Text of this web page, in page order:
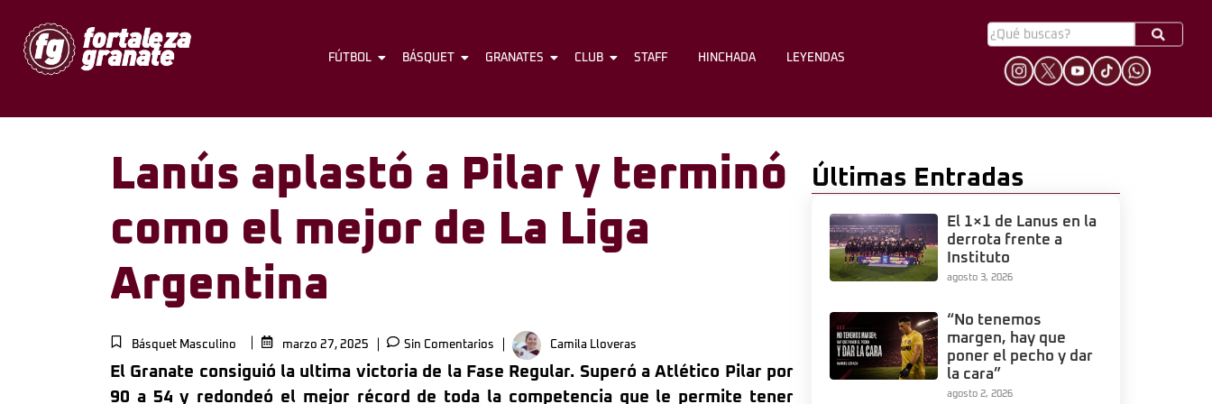
FÚTBOL BÁSQUET GRANATES CLUB STAFF HINCHADA
FÚTBOL BÁSQUET GRANATES CLUB STAFF HINCHADA LEYENDAS
Lanús aplastó a Pilar y terminó
como el mejor de La Liga
Argentina
Básquet Masculino marzo 27, 2025 Sin Comentarios Camila Lloveras
El Granate consiguió la ultima victoria de la Fase Regular. Superó a Atlético Pilar por
90 a 54 y redondeó el mejor récord de toda la competencia que le permite tener
Últimas Entradas
El 1×1 de Lanus en la
derrota frente a
Instituto
agosto 3, 2026
“No tenemos
margen, hay que
poner el pecho y dar
la cara”
agosto 2, 2026